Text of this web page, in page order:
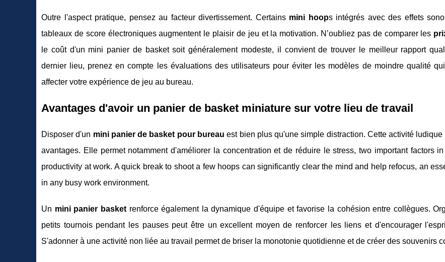
Outre l'aspect pratique, pensez au facteur divertissement. Certains mini hoops intégrés avec des effets
tableaux de score électroniques augmentent le plaisir de jeu et la motivation. N’oubliez pas de comparer les
le coût d'un mini panier de basket soit généralement modeste, il convient de trouver le meilleur rapport
dernier lieu, prenez en compte les évaluations des utilisateurs pour éviter les modèles de moindre qualité
affecter votre expérience de jeu au bureau.
Avantages d'avoir un panier de basket miniature sur votre lieu de travail
Disposer d'un mini panier de basket pour bureau est bien plus qu'une simple distraction. Cette activité
avantages. Elle permet notamment d'améliorer la concentration et de réduire le stress, two important factors
productivity at work. A quick break to shoot a few hoops can significantly clear the mind and help refocus, an
in any busy work environment.
Un mini panier basketrenforce également la dynamique d'équipe et favorise la cohésion entre collègues.
petits tournois pendant les pauses peut être un excellent moyen de renforcer les liens et d'encourager
S'adonner à une activité non liée au travail permet de briser la monotonie quotidienne et de créer des souvenirs